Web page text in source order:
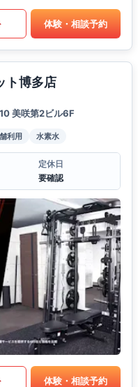
体験・相談予約
ト博多店
美咲第2ビル6F
利用 水素水
定休日
要確認
体験・相談予約